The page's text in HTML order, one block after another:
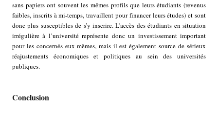
sans papiers ont souvent les mêmes profils que leurs étudiants (revenus
faibles, inscrits à mi-temps, travaillent pour financer leurs études) et sont
donc plus susceptibles de s’y inscrire. L’accès des étudiants en situation
irrégulière à l’université représente donc un investissement important
pour les concernés eux-mêmes, mais il est également source de sérieux
réajustements économiques et politiques au sein des universités
publiques.
Conclusion